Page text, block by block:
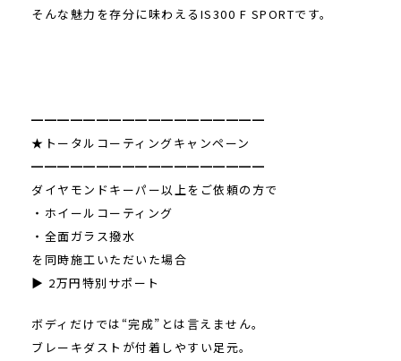
そんな魅力を存分に味わえるIS300 F SPORTです。
━━━━━━━━━━━━━━━━━━
★トータルコーティングキャンペーン
━━━━━━━━━━━━━━━━━━
ダイヤモンドキーパー以上をご依頼の方で
・ホイールコーティング
・全面ガラス撥水
を同時施工いただいた場合
▶ 2万円特別サポート
ボディだけでは“完成”とは言えません。
ブレーキダストが付着しやすい足元。